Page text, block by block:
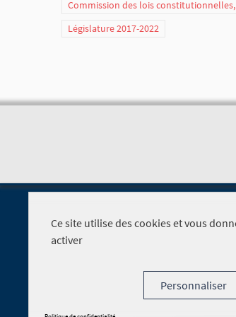
Commission des lois
Législature 2017-2022
Foire
Ce site utilise des cookies et vous
activer
Personnaliser